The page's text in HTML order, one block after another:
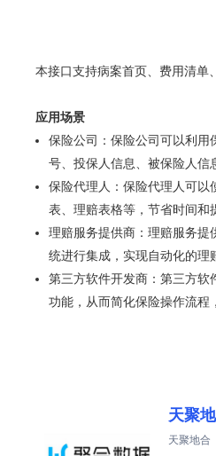
本接口支持病案首页、费用清
应用场景
保险公司：保险公司可以利用
号、投保人信息、被保险人信
保险代理人：保险代理人可以
表、理赔表格等，节省时间和
理赔服务提供商：理赔服务提
统进行集成，实现自动化的理
第三方软件开发商：第三方软
功能，从而简化保险操作流程
天聚
天聚地合